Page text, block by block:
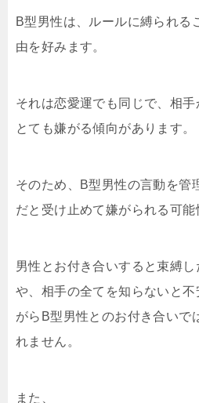
B型男性は、ルールに縛られる
由を好みます。
それは恋愛運でも同じで、相
とても嫌がる傾向があります。
そのため、B型男性の言動を管
だと受け止めて嫌がられる可能
男性とお付き合いすると束縛し
や、相手の全てを知らないと
がらB型男性とのお付き合いで
れません。
また、